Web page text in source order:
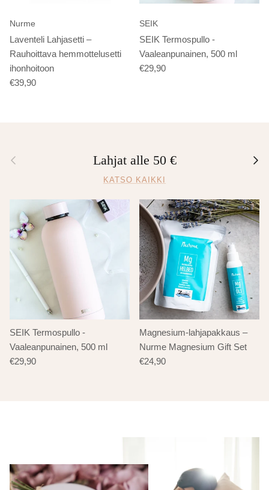
Nurme
Laventeli Lahjasetti –
Rauhoittava hemmottelusetti
ihonhoitoon
€39,90
SEIK
SEIK Termospullo -
Vaaleanpunainen, 500 ml
€29,90
Edellinen Lahjat alle 50 €
KATSO KAIKKI
SEIK Termospullo -
Vaaleanpunainen, 500 ml
€29,90
Magnesium-lahjapakkaus –
Nurme Magnesium Gift Set
€24,90